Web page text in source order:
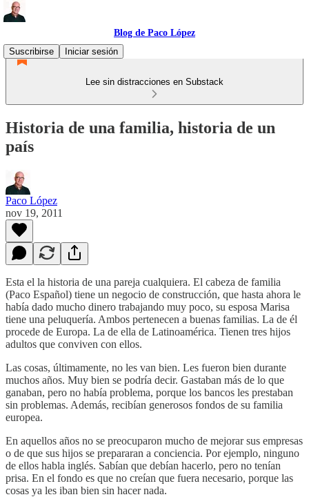
Blog de Paco López
Suscribirse
Iniciar sesión
Lee sin distracciones en Substack
Historia de una familia, historia de un
país
Paco López
nov 19, 2011
Esta el la historia de una pareja cualquiera. El cabeza de familia
(Paco Español) tiene un negocio de construcción, que hasta ahora le
había dado mucho dinero trabajando muy poco, su esposa Marisa
tiene una peluquería. Ambos pertenecen a buenas familias. La de él
procede de Europa. La de ella de Latinoamérica. Tienen tres hijos
adultos que conviven con ellos.
Las cosas, últimamente, no les van bien. Les fueron bien durante
muchos años. Muy bien se podría decir. Gastaban más de lo que
ganaban, pero no había problema, porque los bancos les prestaban
sin problemas. Además, recibían generosos fondos de su familia
europea.
En aquellos años no se preocuparon mucho de mejorar sus empresas
o de que sus hijos se prepararan a conciencia. Por ejemplo, ninguno
de ellos habla inglés. Sabían que debían hacerlo, pero no tenían
prisa. En el fondo es que no creían que fuera necesario, porque las
cosas ya les iban bien sin hacer nada.